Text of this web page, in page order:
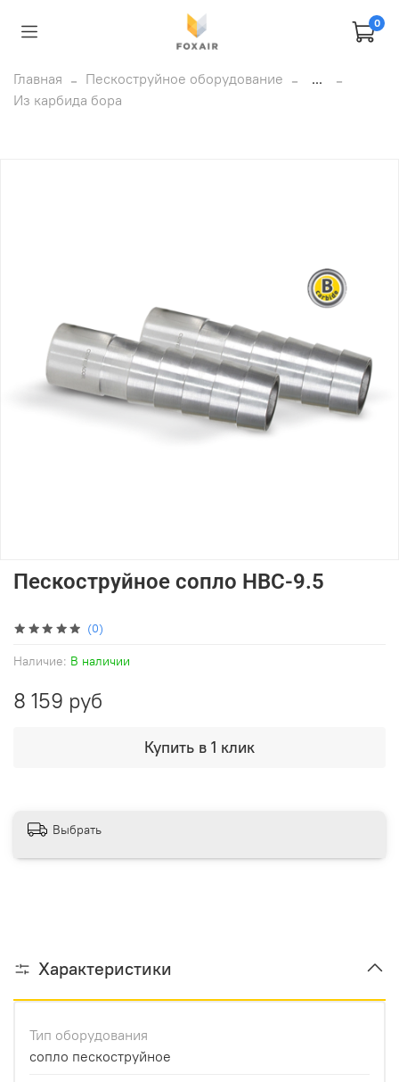
0
Главная Пескоструйное оборудование
...
Из карбида бора
(0)
Наличие: В наличии
Пескоструйное сопло HBC-9.5
8 159 руб
Купить в 1 клик
Выбрать
Характеристики
Тип оборудования
сопло пескоструйное